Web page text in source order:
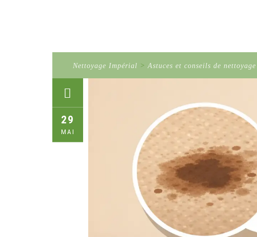
Nettoyage Impérial >Astuces et conseils de nettoyage
29
MAI